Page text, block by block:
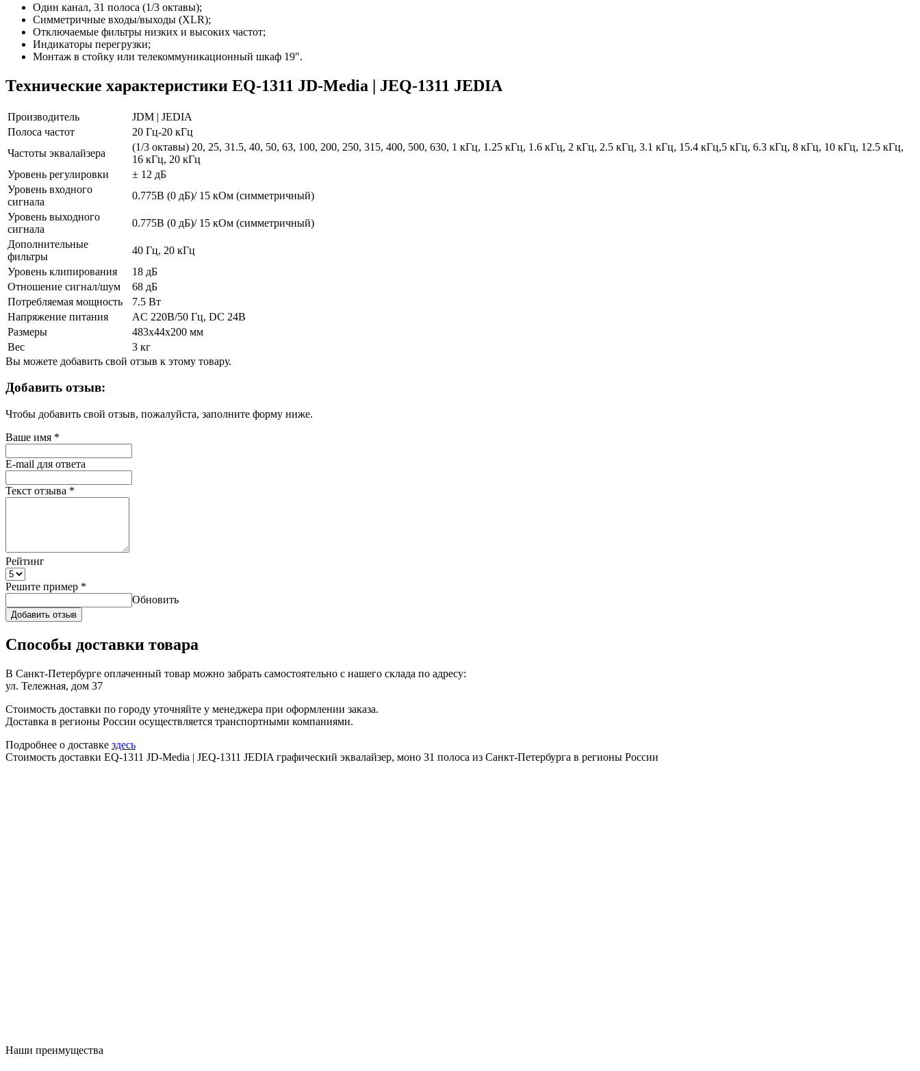
Один канал, 31 полоса (1/3 октавы);
Симметричные входы/выходы (XLR);
Отключаемые фильтры низких и высоких частот;
Индикаторы перегрузки;
Монтаж в стойку или телекоммуникационный шкаф 19".
Технические характеристики EQ-1311 JD-Media | JEQ-1311 JEDIA
Производитель
JDM | JEDIA
Полоса частот
20 Гц-20 кГц
Частоты эквалайзера
(1/3 октавы) 20, 25, 31.5, 40, 50, 63, 100, 200, 250, 315, 400, 500, 630, 1 кГц, 1.25 кГц, 1.6 кГц, 2 кГц, 2.5 кГц, 3.1 кГц, 15.4 кГц,5 кГц, 6.3 кГц, 8 кГц, 10 кГц, 12.5 кГц,
16 кГц, 20 кГц
Уровень регулировки
± 12 дБ
Уровень входного
сигнала
0.775В (0 дБ)/ 15 кОм (симметричный)
Уровень выходного
сигнала
0.775В (0 дБ)/ 15 кОм (симметричный)
Дополнительные
фильтры
40 Гц, 20 кГц
Уровень клипирования
18 дБ
Отношение сигнал/шум
68 дБ
Потребляемая мощность
7.5 Вт
Напряжение питания
AC 220В/50 Гц, DC 24В
Размеры
483х44х200 мм
Вес
3 кг
Вы можете добавить свой отзыв к этому товару.
Добавить отзыв:
Чтобы добавить свой отзыв, пожалуйста, заполните форму ниже.
Ваше имя *
E-mail для ответа
Текст отзыва *
Рейтинг
Решите пример *
Обновить
Добавить отзыв
Способы доставки товара
В Санкт-Петербурге оплаченный товар можно забрать самостоятельно с нашего склада по адресу:
ул. Тележная, дом 37
Стоимость доставки по городу уточняйте у менеджера при оформлении заказа.
Доставка в регионы России осуществляется транспортными компаниями.
Подробнее о доставке здесь
Стоимость доставки EQ-1311 JD-Media | JEQ-1311 JEDIA графический эквалайзер, моно 31 полоса из Санкт-Петербурга в регионы России
Наши преимущества